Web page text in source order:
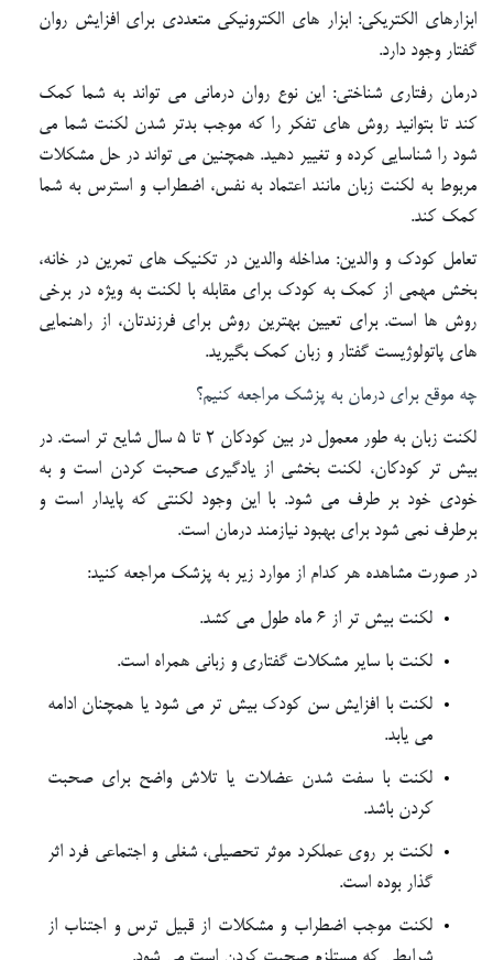
ابزارهای الکتریکی: ابزار های الکترونیکی متعددی برای افزایش روان
گفتار وجود دارد.
درمان رفتاری شناختی: این نوع روان درمانی می تواند به شما کمک
کند تا بتوانید روش های تفکر را که موجب بدتر شدن لکنت شما می
شود را شناسایی کرده و تغییر دهید. همچنین می تواند در حل مشکلات
مربوط به لکنت زبان مانند اعتماد به نفس، اضطراب و استرس به شما
کمک کند.
تعامل کودک و والدین: مداخله والدین در تکنیک های تمرین در خانه،
بخش مهمی از کمک به کودک برای مقابله با لکنت به ویژه در برخی
روش ها است. برای تعیین بهترین روش برای فرزندتان، از راهنمایی
های پاتولوژیست گفتار و زبان کمک بگیرید.
چه موقع برای درمان به پزشک مراجعه کنیم؟
لکنت زبان به طور معمول در بین کودکان ۲ تا ۵ سال شایع تر است. در
بیش تر کودکان، لکنت بخشی از یادگیری صحبت کردن است و به
خودی خود بر طرف می شود. با این وجود لکنتی که پایدار است و
برطرف نمی شود برای بهبود نیازمند درمان است.
در صورت مشاهده هر کدام از موارد زیر به پزشک مراجعه کنید:
لکنت بیش تر از ۶ ماه طول می کشد
.
لکنت با سایر مشکلات گفتاری و زبانی همراه است.
لکنت با افزایش سن کودک بیش تر می شود یا همچنان ادامه
می یابد.
لکنت با سفت شدن عضلات یا تلاش واضح برای صحبت
کردن باشد.
لکنت بر روی عملکرد موثر تحصیلی، شغلی و اجتماعی فرد اثر
گذار بوده است.
لکنت موجب اضطراب و مشکلات از قبیل ترس و اجتناب از